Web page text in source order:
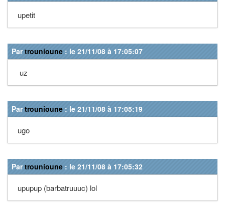
upetit
Partrounioune : le 21/11/08 à 17:05:07
uz
Partrounioune : le 21/11/08 à 17:05:19
ugo
Partrounioune : le 21/11/08 à 17:05:32
upupup (barbatruuuc) lol